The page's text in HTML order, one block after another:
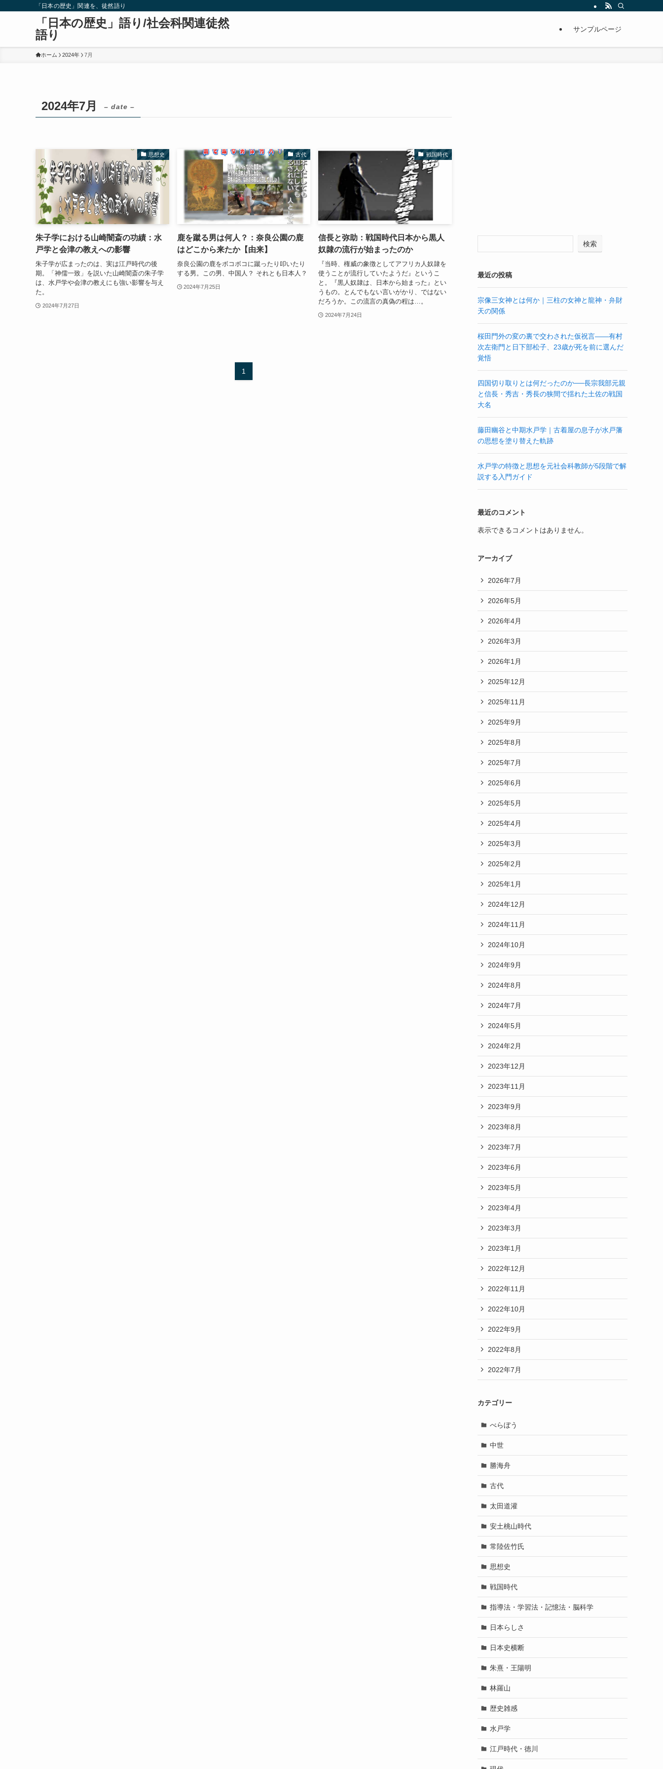
「日本の歴史」関連を、徒然語り
「日本の歴史」語り/社会科関連徒然
語り
サンプルページ
ホーム 2024年 7月
2024年7月 – date –
思想史
朱子学における山崎闇斎の功績：水
戸学と会津の教えへの影響
朱子学が広まったのは、実は江戸時代の後
期。「神儒一致」を説いた山崎闇斎の朱子学
は、水戸学や会津の教えにも強い影響を与え
た。
2024年7月27日
古代
鹿を蹴る男は何人？：奈良公園の鹿
はどこから来たか【由来】
奈良公園の鹿をボコボコに蹴ったり叩いたり
する男。この男、中国人？ それとも日本人？
2024年7月25日
戦国時代
信長と弥助：戦国時代日本から黒人
奴隷の流行が始まったのか
『当時、権威の象徴としてアフリカ人奴隷を
使うことが流行していたようだ』というこ
と。『黒人奴隷は、日本から始まった』とい
うもの。とんでもない言いがかり、ではない
だろうか。この流言の真偽の程は…。
2024年7月24日
1
検索
最近の投稿
宗像三女神とは何か｜三柱の女神と龍神・弁財
天の関係
桜田門外の変の裏で交わされた仮祝言——有村
次左衛門と日下部松子、23歳が死を前に選んだ
覚悟
四国切り取りとは何だったのか──長宗我部元親
と信長・秀吉・秀長の狭間で揺れた土佐の戦国
大名
藤田幽谷と中期水戸学｜古着屋の息子が水戸藩
の思想を塗り替えた軌跡
水戸学の特徴と思想を元社会科教師が5段階で解
説する入門ガイド
最近のコメント
表示できるコメントはありません。
アーカイブ
2026年7月
2026年5月
2026年4月
2026年3月
2026年1月
2025年12月
2025年11月
2025年9月
2025年8月
2025年7月
2025年6月
2025年5月
2025年4月
2025年3月
2025年2月
2025年1月
2024年12月
2024年11月
2024年10月
2024年9月
2024年8月
2024年7月
2024年5月
2024年2月
2023年12月
2023年11月
2023年9月
2023年8月
2023年7月
2023年6月
2023年5月
2023年4月
2023年3月
2023年1月
2022年12月
2022年11月
2022年10月
2022年9月
2022年8月
2022年7月
カテゴリー
べらぼう
中世
勝海舟
古代
太田道灌
安土桃山時代
常陸佐竹氏
思想史
戦国時代
指導法・学習法・記憶法・脳科学
日本らしさ
日本史横断
朱熹・王陽明
林羅山
歴史雑感
水戸学
江戸時代・徳川